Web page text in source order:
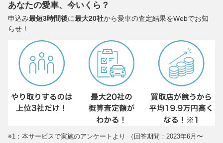
あなたの愛車、今いくら？
申込み最短3時間後に最大20社から愛車の査定結果をWebでお知
らせ！
※1：本サービスで実施のアンケートより （回答期間：2023年6月〜